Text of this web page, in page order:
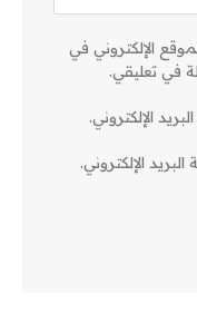
الإلكتروني في
في تعليقي.
الإلكتروني.
الإلكتروني.